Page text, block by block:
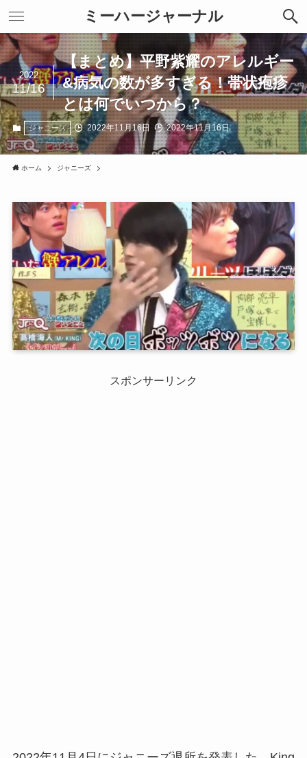
ミーハージャーナル
【まとめ】平野紫耀のアレルギー
&病気の数が多すぎる！帯状疱疹
とは何でいつから？
2022
11/16
ジャニーズ 2022年11月16日 2022年11月16日
ホーム ジャニーズ
スポンサーリンク